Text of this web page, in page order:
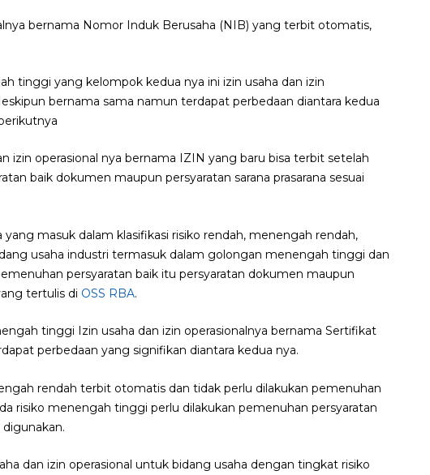
bernama Nomor Induk Berusaha (NIB) yang terbit otomatis,
tinggi yang kelompok kedua nya ini izin usaha dan izin
bernama sama namun terdapat perbedaan diantara kedua
izin operasional nya bernama IZIN yang baru bisa terbit setelah
baik dokumen maupun persyaratan sarana prasarana sesuai
masuk dalam klasifikasi risiko rendah, menengah rendah,
usaha industri termasuk dalam golongan menengah tinggi dan
persyaratan baik itu persyaratan dokumen maupun
tertulis di OSS RBA.
tinggi Izin usaha dan izin operasionalnya bernama Sertifikat
perbedaan yang signifikan diantara kedua nya.
rendah terbit otomatis dan tidak perlu dilakukan pemenuhan
risiko menengah tinggi perlu dilakukan pemenuhan persyaratan
dan izin operasional untuk bidang usaha dengan tingkat risiko